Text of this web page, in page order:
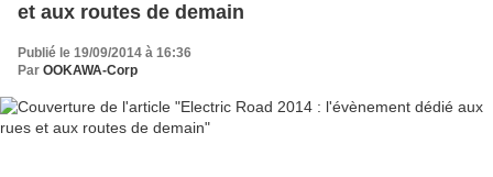
et aux routes de demain
Publié le 19/09/2014 à 16:36
Par OOKAWA-Corp